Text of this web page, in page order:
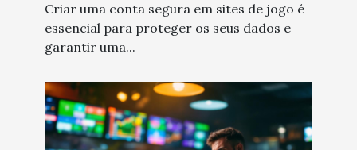
Criar uma conta segura em sites de jogo é
essencial para proteger os seus dados e
garantir uma...